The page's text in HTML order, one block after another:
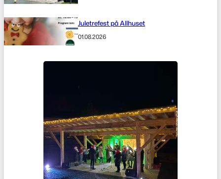
Juletrefest på Allhuset
01.08.2026